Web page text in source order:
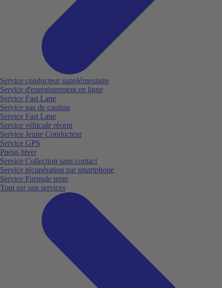
Service conducteur supplémentaire
Service d'enregistrement en ligne
Service Fast Lane
Service pas de caution
Service Fast Lane
Service véhicule récent
Service Jeune Conducteur
Service GPS
Pneus hiver
Service Collection sans contact
Service récupération par smartphone
Service Formule tente
Tout sur nos services